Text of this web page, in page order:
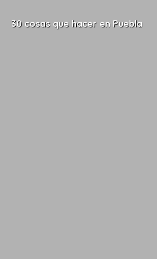
30 cosas que hacer en Puebla